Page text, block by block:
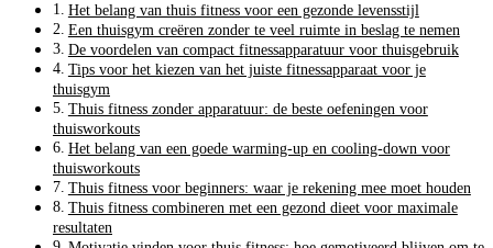
Het belang van thuis fitness voor een gezonde levensstijl
Een thuisgym creëren zonder te veel ruimte in beslag te nemen
De voordelen van compact fitnessapparatuur voor thuisgebruik
Tips voor het kiezen van het juiste fitnessapparaat voor je
thuisgym
Thuis fitness zonder apparatuur: de beste oefeningen voor
thuisworkouts
Het belang van een goede warming-up en cooling-down voor
thuisworkouts
Thuis fitness voor beginners: waar je rekening mee moet houden
Thuis fitness combineren met een gezond dieet voor maximale
resultaten